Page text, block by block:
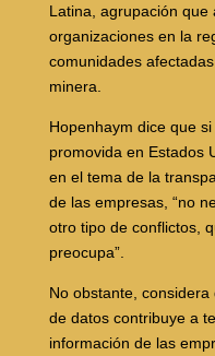
Latina, agrupación que
organizaciones en la
comunidades
minera.
Hopenhaym dice que
promovida en Estados
en el tema de la
de las empresas, “no
otro tipo de conflictos,
preocupa”.
No obstante,
de datos contribuye a
información de las